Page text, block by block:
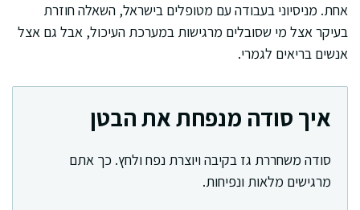
אחת. מניסיוני בעבודה עם מטופלים בישראל, השאלה חוזרת
בעיקר אצל מי שסובלים מרגישות במערכת העיכול, אבל גם אצל
אנשים בריאים לגמרי.
איך סודה מנפחת את הבטן
סודה משחררת גז בקיבה ויוצרת נפח ולחץ. כך אתם
מרגישים מלאות ונפיחות.